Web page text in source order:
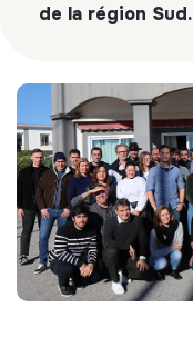
de la région Sud.